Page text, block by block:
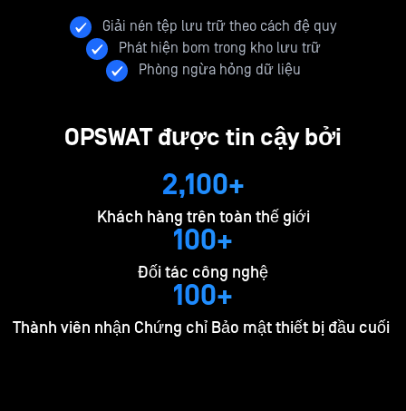
Giải nén tệp lưu trữ theo cách đệ quy
Phát hiện bom trong kho lưu trữ
Phòng ngừa hỏng dữ liệu
OPSWAT được tin cậy bởi
2,100+
Khách hàng trên toàn thế giới
100+
Đối tác công nghệ
100+
Thành viên nhận Chứng chỉ Bảo mật thiết bị đầu cuối